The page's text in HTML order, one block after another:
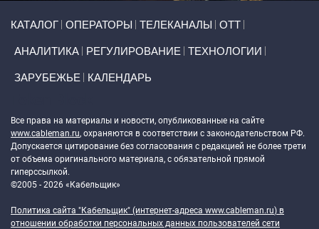
КАТАЛОГ ОПЕРАТОРЫ ТЕЛЕКАНАЛЫ ОТТ
АНАЛИТИКА РЕГУЛИРОВАНИЕ ТЕХНОЛОГИИ
ЗАРУБЕЖЬЕ КАЛЕНДАРЬ
Все права на материалы и новости, опубликованные на сайте
www.cableman.ru, охраняются в соответствии с законодательством РФ.
Допускается цитирование без согласования с редакцией не более трети
от объема оригинального материала, с обязательной прямой
гиперссылкой.
©2005 - 2026 «Кабельщик»
Политика сайта "Кабельщик" (интернет-адреса www.cableman.ru) в
отношении обработки персональных данных пользователей сети